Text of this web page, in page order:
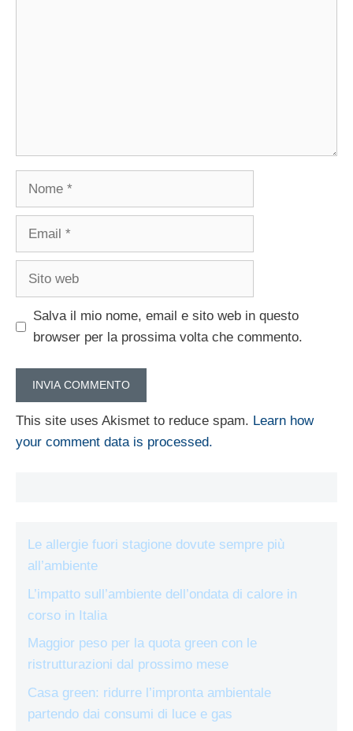
Nome
Email
Sito
Salva il mio nome, email e sito web in questo
browser per la prossima volta che commento.
This site uses Akismet to reduce spam. Learn how
your comment data is processed.
Le allergie fuori stagione dovute sempre più
all’ambiente
L’impatto sull’ambiente dell’ondata di calore in
corso in Italia
Maggior peso per la quota green con le
ristrutturazioni dal prossimo mese
Casa green: ridurre l’impronta ambientale
partendo dai consumi di luce e gas